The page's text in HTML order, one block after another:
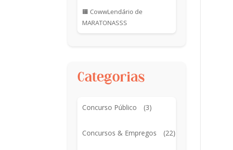
🟧 CowwLendário de
MARATONASSS
Categorias
Concurso Público (3)
Concursos & Empregos (22)